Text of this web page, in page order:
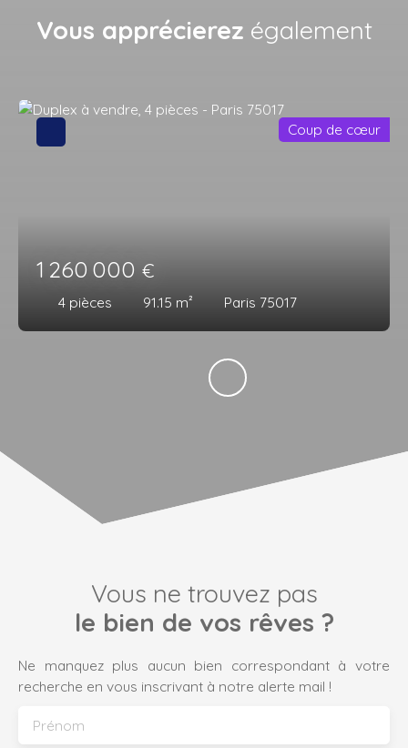
Vous apprécierez également
1 260 000 €
4 pièces 91.15 m² Paris 75017
Coup de cœur
Vous ne trouvez pas
le bien de vos rêves ?
Ne manquez plus aucun bien correspondant à votre
recherche en vous inscrivant à notre alerte mail !
Prénom